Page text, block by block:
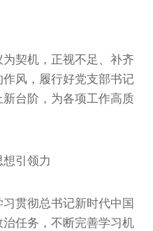
契机，正视不足、补齐
风，履行好党支部书记
台阶，为各项工作高质
想引领力
贯彻总书记新时代中国
任务，不断完善学习机